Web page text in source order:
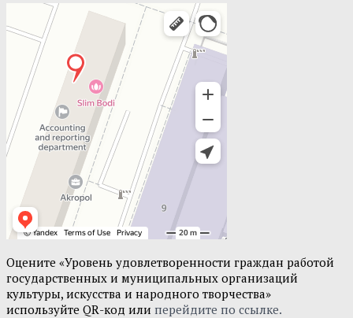
Оцените «Уровень удовлетворенности граждан работой
государственных и муниципальных организаций
культуры, искусства и народного творчества»
используйте QR-код или перейдите по ссылке.